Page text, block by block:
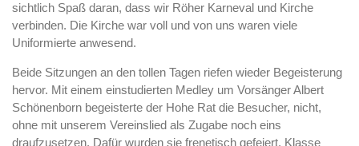
sichtlich Spaß daran, dass wir Röher Karneval und Kirche
verbinden. Die Kirche war voll und von uns waren viele
Uniformierte anwesend.
Beide Sitzungen an den tollen Tagen riefen wieder Begeisterung
hervor. Mit einem einstudierten Medley um Vorsänger Albert
Schönenborn begeisterte der Hohe Rat die Besucher, nicht,
ohne mit unserem Vereinslied als Zugabe noch eins
draufzusetzen. Dafür wurden sie frenetisch gefeiert. Klasse